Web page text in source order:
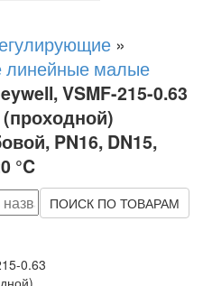
»
линейные малые
VSMF-215-0.63
PN16, DN15,
°C